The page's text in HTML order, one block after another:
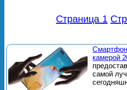
Страница 1
камерой
самой